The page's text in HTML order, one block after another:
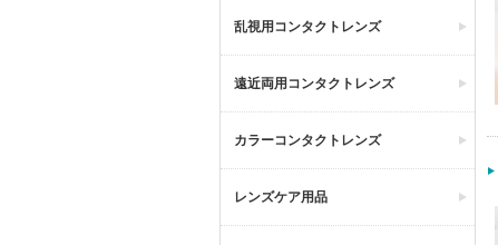
乱視用コンタクトレンズ
遠近両用コンタクトレンズ
カラーコンタクトレンズ
レンズケア用品